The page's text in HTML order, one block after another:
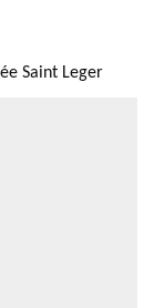
Saint Leger